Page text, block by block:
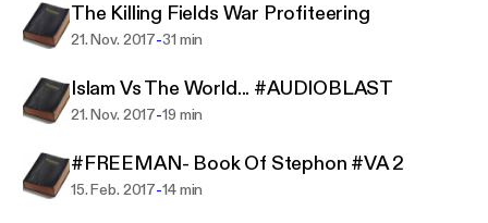
The Killing Fields War Profiteering
21. Nov. 2017-31 min
Islam Vs The World... #AUDIOBLAST
21. Nov. 2017-19 min
#FREEMAN- Book Of Stephon #VA 2
15. Feb. 2017-14 min